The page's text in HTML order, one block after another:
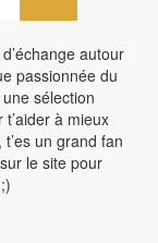
autour
passionnée du
sélection
t’aider à mieux
un grand fan
le site pour